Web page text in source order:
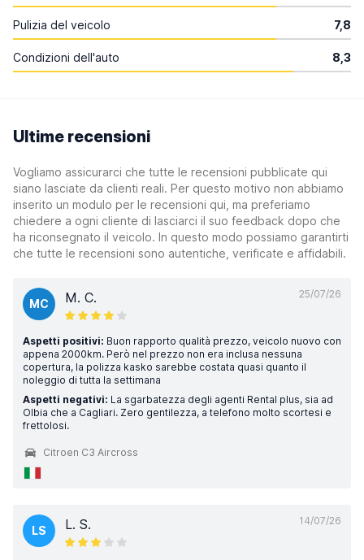
Pulizia del veicolo 7,8
Condizioni dell'auto 8,3
Ultime recensioni
Vogliamo assicurarci che tutte le recensioni pubblicate qui
siano lasciate da clienti reali. Per questo motivo non abbiamo
inserito un modulo per le recensioni qui, ma preferiamo
chiedere a ogni cliente di lasciarci il suo feedback dopo che
ha riconsegnato il veicolo. In questo modo possiamo garantirti
che tutte le recensioni sono autentiche, verificate e affidabili.
25/07/26
MC M. C.
Aspetti positivi: Buon rapporto qualità prezzo, veicolo nuovo con
appena 2000km. Però nel prezzo non era inclusa nessuna
copertura, la polizza kasko sarebbe costata quasi quanto il
noleggio di tutta la settimana
Aspetti negativi: La sgarbatezza degli agenti Rental plus, sia ad
Olbia che a Cagliari. Zero gentilezza, a telefono molto scortesi e
frettolosi.
Citroen C3 Aircross
14/07/26
LS L. S.